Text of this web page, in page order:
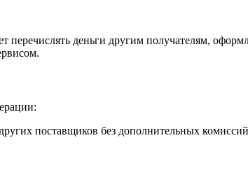
деньги другим получателям,
поставщиков без дополнительных